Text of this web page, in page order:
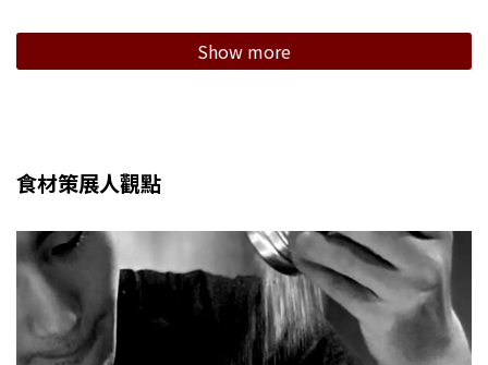
Show more
食材策展人觀點